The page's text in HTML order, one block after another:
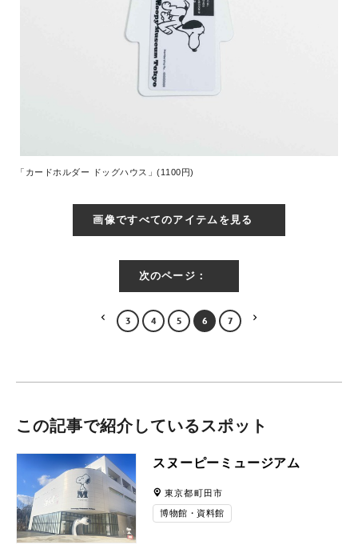
「カードホルダー ドッグハウス」(1100円)
画像ですべてのアイテムを見る
次のページ：
3 4 5 6 7
この記事で紹介しているスポット
スヌーピーミュージアム
東京都町田市
博物館・資料館